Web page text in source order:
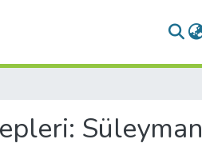
Süleyman